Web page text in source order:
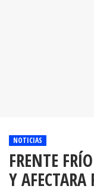
NOTICIAS
FRENTE
Y